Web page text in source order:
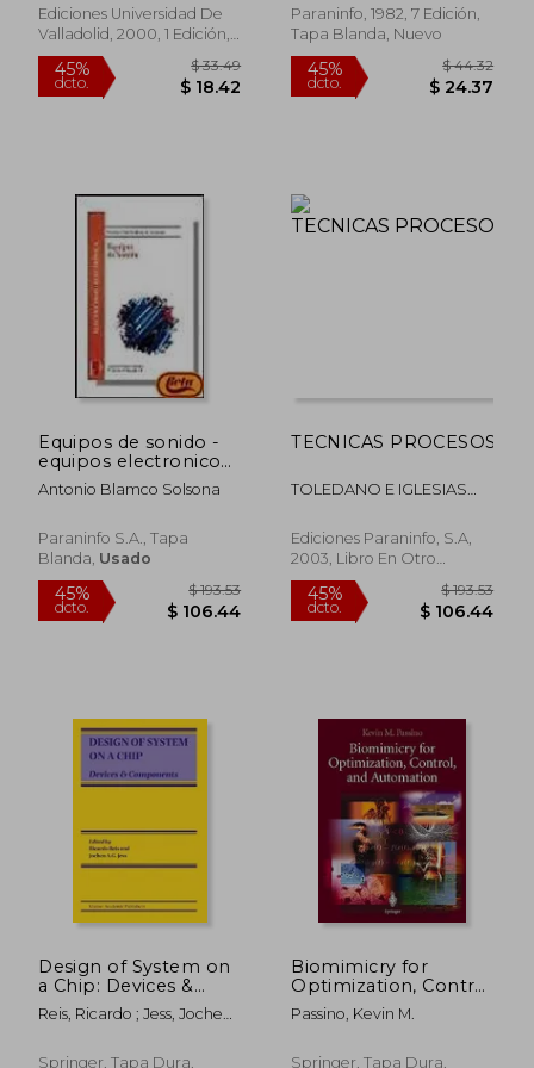
15%
45% 45%
Ediciones Universidad De
Valladolid, 2000, 1 Edición,
Tapa Blanda, Nuevo
Paraninfo, 1982, 7 Edición,
Tapa Blanda, Nuevo
Equipos de sonido -
equipos electronicos
de consumo
Antonio Blamco Solsona
Paraninfo S.A., Tapa
Blanda, Usado
TECNICAS PROCESOS
TOLEDANO E IGLESIAS
Ediciones Paraninfo, S.A,
2003, Libro En Otro
Formato,
Design of System on
a Chip: Devices &
Components (en
Inglés)
Reis, Ricardo ; Jess, Jochen
Springer, Tapa Dura,
Biomimicry for
Optimization, Control
and Automation (en
Inglés)
Passino, Kevin M.
Springer, Tapa Dura,